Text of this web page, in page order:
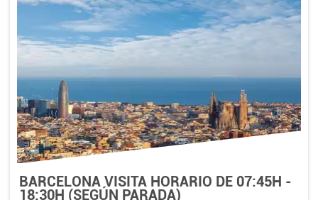
BARCELONA VISITA HORARIO DE 07:45H -
18:30H (SEGÚN PARADA)